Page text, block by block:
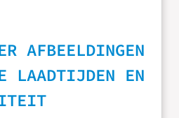
AFBEELDINGEN
LAADTIJDEN EN